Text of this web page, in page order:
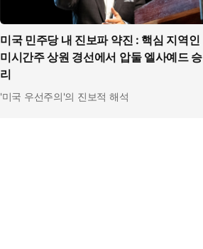
미국 민주당 내 진보파 약진 : 핵심 지역인
미시간주 상원 경선에서 압둘 엘사예드 승
리
'미국 우선주의'의 진보적 해석